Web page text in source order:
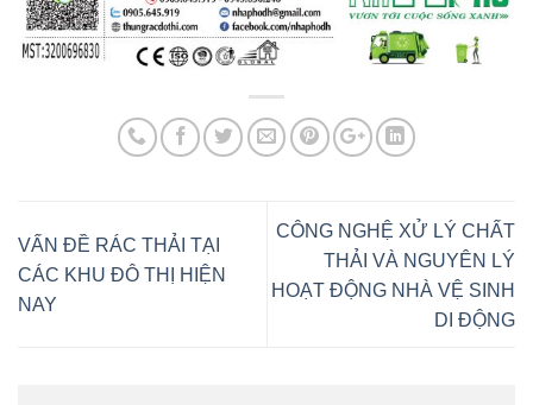
VẤN ĐỀ RÁC THẢI TẠI
CÁC KHU ĐÔ THỊ HIỆN
NAY
CÔNG NGHỆ XỬ LÝ CHẤT
THẢI VÀ NGUYÊN LÝ
HOẠT ĐỘNG NHÀ VỆ SINH
DI ĐỘNG